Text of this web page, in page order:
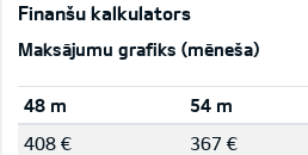
Finanšu kalkulators
Maksājumu grafiks (mēneša)
48 m 54 m
408 €
367 €